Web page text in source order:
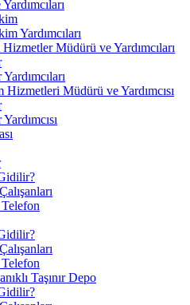
Yardımcıları
Müdürü ve Yardımcıları
Hizmetleri Müdürü ve Yardımcısı
Taşınır Depo